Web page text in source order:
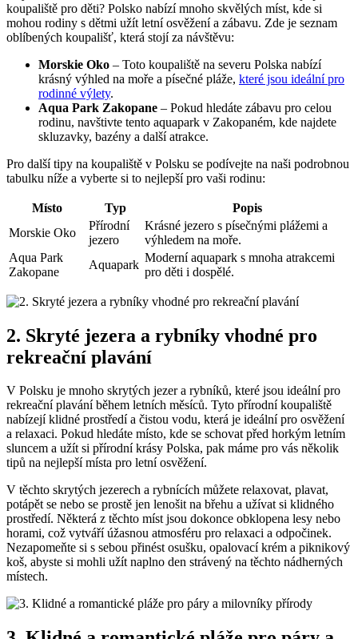
koupaliště pro děti? Polsko nabízí mnoho skvělých míst, kde si
mohou rodiny s dětmi užít letní osvěžení a zábavu. Zde je seznam
oblíbených koupališť, která stojí za návštěvu:
Morskie Oko – Toto koupaliště na severu Polska nabízí
krásný výhled na moře a písečné pláže, které jsou ideální pro
rodinné výlety.
Aqua Park Zakopane – Pokud hledáte zábavu pro celou
rodinu, navštivte tento aquapark v Zakopaném, kde najdete
skluzavky, bazény a další atrakce.
Pro další tipy na koupaliště v Polsku se podívejte na naši podrobnou
tabulku níže a vyberte si to nejlepší pro vaši rodinu:
Místo Typ
Popis
Morskie Oko
Přírodní
jezero
Krásné jezero s písečnými plážemi a
výhledem na moře.
Aqua Park
Zakopane
Aquapark
Moderní aquapark s mnoha atrakcemi
pro děti i dospělé.
2. Skryté jezera a rybníky vhodné pro
rekreační plavání
V Polsku je mnoho skrytých jezer a rybníků, které jsou ideální pro
rekreační plavání během letních měsíců. Tyto přírodní koupaliště
nabízejí klidné prostředí a čistou vodu, která je ideální pro osvěžení
a relaxaci. Pokud hledáte místo, kde se schovat před horkým letním
sluncem a užít si přírodní krásy Polska, pak máme pro vás několik
tipů na nejlepší místa pro letní osvěžení.
V těchto skrytých jezerech a rybnících můžete relaxovat, plavat,
potápět se nebo se prostě jen lenošit na břehu a užívat si klidného
prostředí. Některá z těchto míst jsou dokonce obklopena lesy nebo
horami, což vytváří úžasnou atmosféru pro relaxaci a odpočinek.
Nezapomeňte si s sebou přinést osušku, opalovací krém a piknikový
koš, abyste si mohli užít naplno den strávený na těchto nádherných
místech.